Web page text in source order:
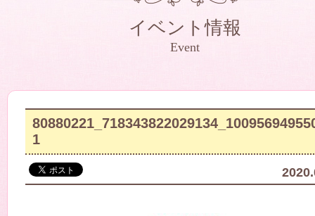
イベント情報
Event
1